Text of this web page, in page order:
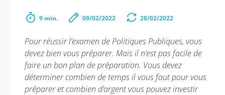
9 min. 09/02/2022 28/02/2022
Pour réussir l’examen de Politiques Publiques, vous
devez bien vous préparer. Mais il n’est pas facile de
faire un bon plan de préparation. Vous devez
déterminer combien de temps il vous faut pour vous
préparer et combien d’argent vous pouvez investir